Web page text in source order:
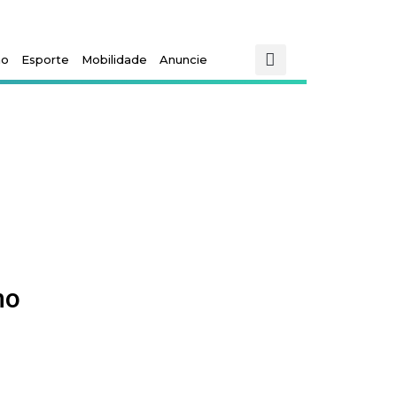
Esporte Mobilidade Anuncie